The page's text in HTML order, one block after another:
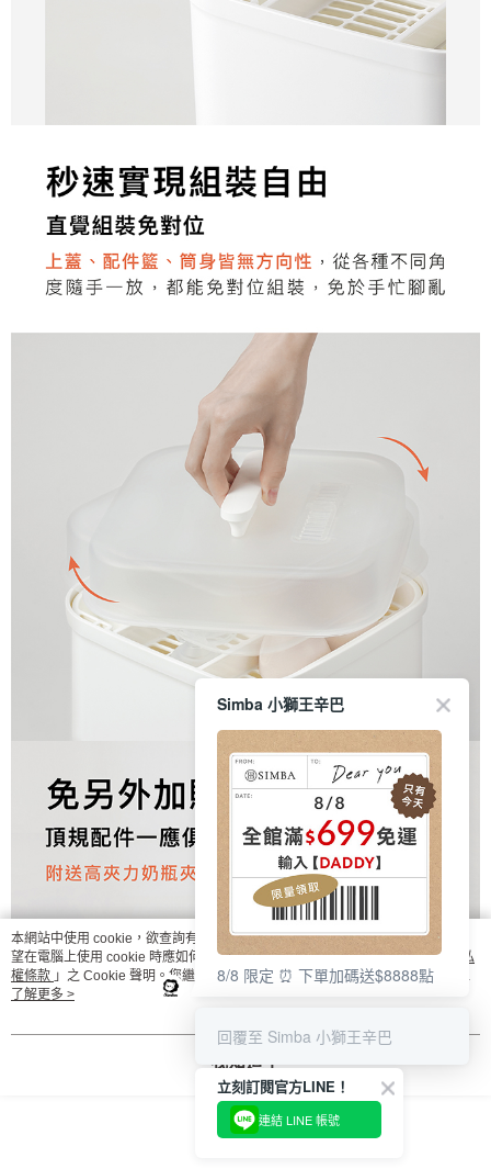
本網站中使用 cookie，欲查詢有關本網站使用 cookie 方式之詳情，及若您不希
望在電腦上使用 cookie 時應如何變更電腦的 cookie 設定，請參閱本網站「
隱私
權條款 」之 Cookie 聲明。您繼續使用本網站即表示您同意本公司得按本網站使
用條款之 Cookie 聲明使用 cookie。
了解更多 >
我知道了
Simba 小獅王辛巴
8/8 限定 ⏰ 下單加碼送$8888點
回覆至 Simba 小獅王辛巴
立刻訂閱官方LINE！
連結 LINE 帳號